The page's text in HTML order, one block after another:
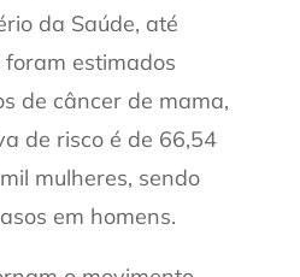
da Saúde, até
estimados
de câncer de mama,
de risco é de 66,54
mulheres, sendo
em homens.